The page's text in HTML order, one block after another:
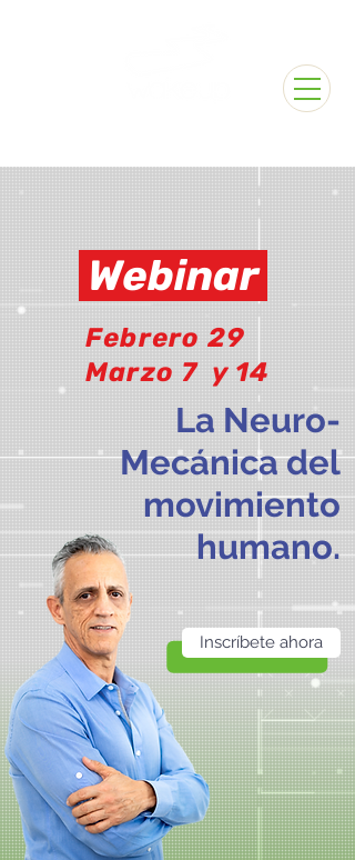
Webinar
Febrero 29
Marzo 7 y 14
La Neuro-
Mecánica del
movimiento
humano.
Inscríbete ahora